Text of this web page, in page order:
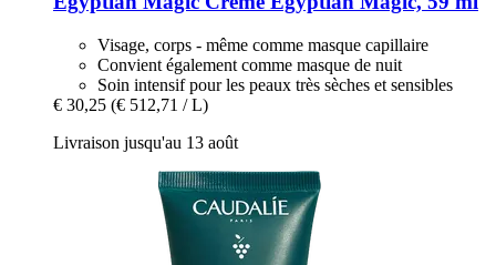
Visage, corps - même comme masque capillaire
Convient également comme masque de nuit
Soin intensif pour les peaux très sèches et sensibles
€ 30,25 (€ 512,71 / L)
Livraison jusqu'au 13 août